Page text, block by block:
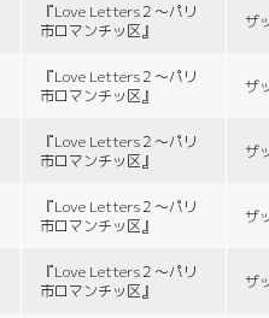
『Love Letters２〜パリ
市ロマンチッ区』
ザ
『Love Letters２〜パリ
市ロマンチッ区』
ザ
『Love Letters２〜パリ
市ロマンチッ区』
ザ
『Love Letters２〜パリ
市ロマンチッ区』
ザ
『Love Letters２〜パリ
市ロマンチッ区』
ザ